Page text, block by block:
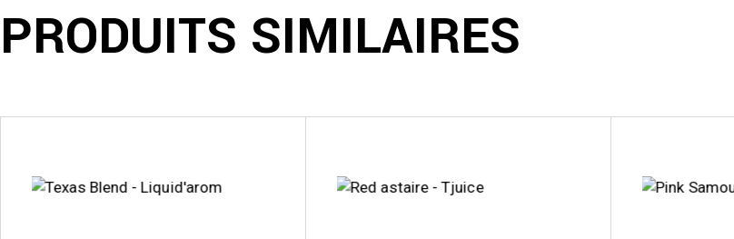
PRODUITS SIMILAIRES
variations.
variations.